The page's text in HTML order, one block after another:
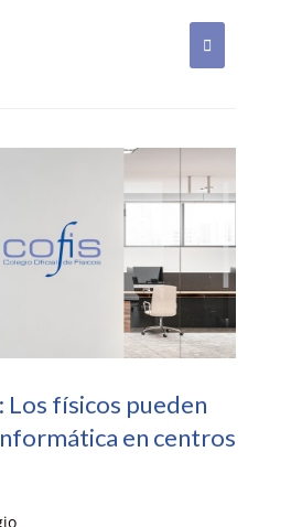
físicos pueden
en centros